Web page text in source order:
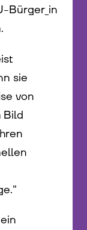
Bürger_in
sie
von
Bild